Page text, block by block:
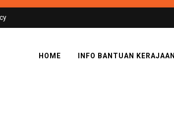
HOME INFO BANTUAN KERAJAAN